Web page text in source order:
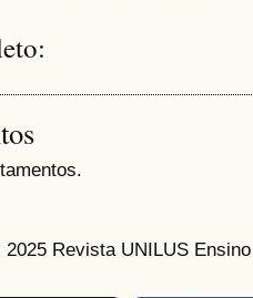
Revista UNILUS